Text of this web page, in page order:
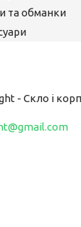
та обманки
- Cкло і